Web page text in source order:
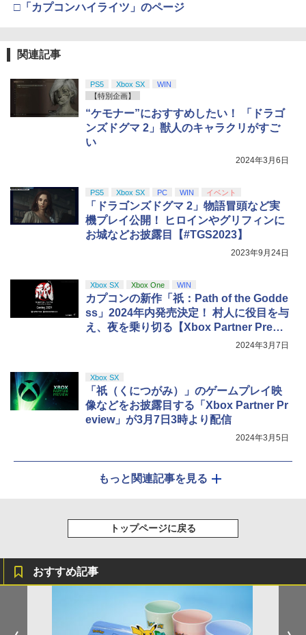
□「カプコンハイライツ」のページ
関連記事
PS5 Xbox SX
WIN
【特別企画】
“ケモナー”におすすめしたい！ 「ドラゴ
ンズドグマ 2」獣人のキャラクリがすご
い
2024年3月6日
PS5 Xbox SX PC WIN イベント
「ドラゴンズドグマ 2」物語冒頭など実
機プレイ公開！ ヒロインやグリフィンに
お城などお披露目【#TGS2023】
2023年9月24日
Xbox SX Xbox One WIN
カプコンの新作「祇：Path of the Godde
ss」2024年内発売決定！ 村人に役目を与
え、夜を乗り切る【Xbox Partner Previe
2024年3月7日
Xbox SX
「祇（くにつがみ）」のゲームプレイ映
像などをお披露目する「Xbox Partner Pr
eview」が3月7日3時より配信
2024年3月5日
もっと関連記事を見る
トップページに戻る
おすすめ記事